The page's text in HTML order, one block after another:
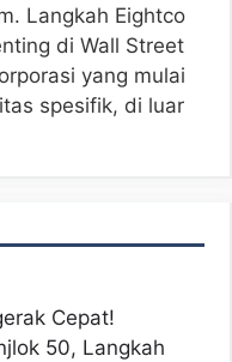
Langkah Eightco
di Wall Street
yang mulai
spesifik, di luar
Cepat!
50, Langkah